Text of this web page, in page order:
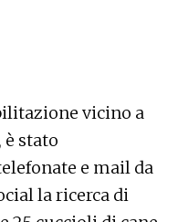
vicino a
stato
e mail da
la ricerca di